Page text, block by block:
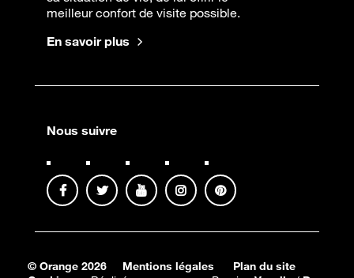
meilleur confort de visite possible.
En savoir plus
Nous suivre
© Orange 2026 Mentions légales
Plan du site